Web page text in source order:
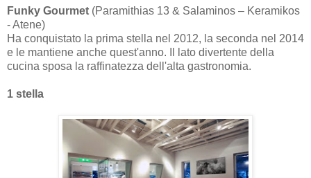
Funky Gourmet (Paramithias 13 & Salaminos – Keramikos
- Atene)
Ha conquistato la prima stella nel 2012, la seconda nel 2014
e le mantiene anche quest'anno. Il lato divertente della
cucina sposa la raffinatezza dell'alta gastronomia.
1 stella